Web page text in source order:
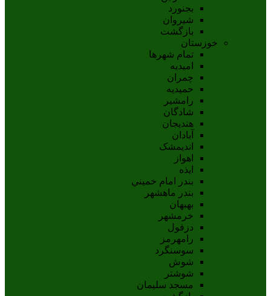
بجنورد
شيروان
بازگشت
خوزستان
تمام شهر‌ها
امیدیه
چمران
حمیدیه
رامشیر
شادگان
هندیجان
آبادان
انديمشک
اهواز
ايذه
بندر امام خميني
بندر ماهشهر
بهبهان
خرمشهر
دزفول
رامهرمز
سوسنگرد
شوش
شوشتر
مسجد سليمان